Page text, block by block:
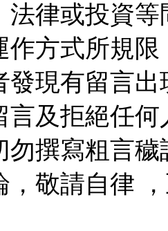
法律或投資
作方式所規
發現有留言
言及拒絕任
勿撰寫粗言
，敬請自律